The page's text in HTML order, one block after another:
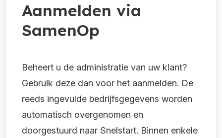
Aanmelden via
SamenOp
Beheert u de administratie van uw klant?
Gebruik deze dan voor het aanmelden. De
reeds ingevulde bedrijfsgegevens worden
automatisch overgenomen en
doorgestuurd naar Snelstart. Binnen enkele